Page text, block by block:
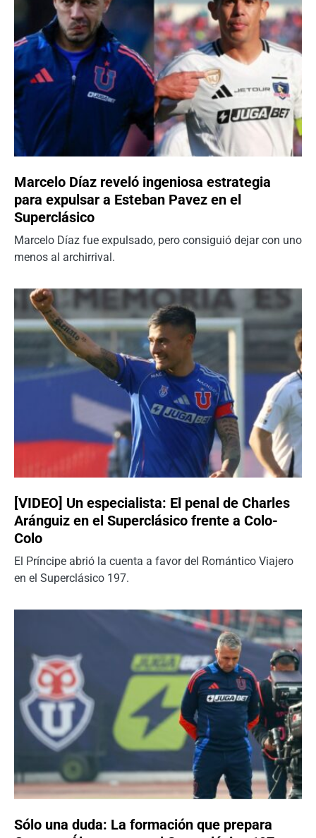
Marcelo Díaz reveló ingeniosa estrategia
para expulsar a Esteban Pavez en el
Superclásico
Marcelo Díaz fue expulsado, pero consiguió dejar con uno
menos al archirrival.
[VIDEO] Un especialista: El penal de Charles
Aránguiz en el Superclásico frente a Colo-
Colo
El Príncipe abrió la cuenta a favor del Romántico Viajero
en el Superclásico 197.
Sólo una duda: La formación que prepara